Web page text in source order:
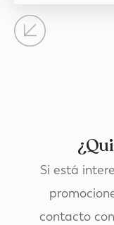
espacios
donde cada…
Si está
contacto